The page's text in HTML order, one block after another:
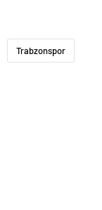
Trabzonspor